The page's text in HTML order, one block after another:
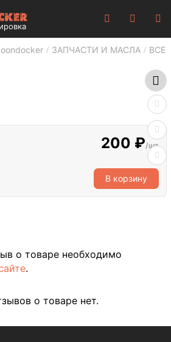
ЗАПЧАСТИ И МАСЛА ВСЕ
200 ₽/шт
В корзину
о товаре необходимо
.
о товаре нет.